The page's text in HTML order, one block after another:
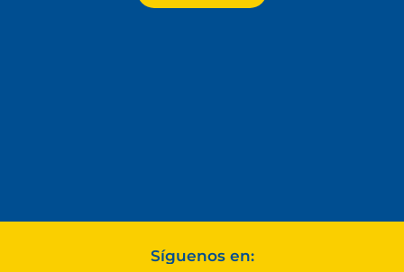
Síguenos en: